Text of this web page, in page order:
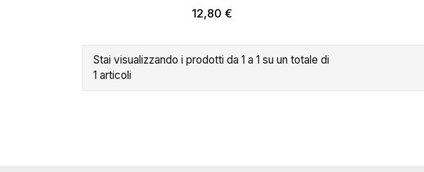
12,80 €
Stai visualizzando i prodotti da 1 a 1 su un totale di
1 articoli